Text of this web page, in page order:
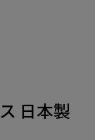
日本製